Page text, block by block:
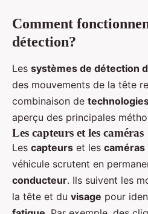
Comment
détection?
Les systèmes de détection
des mouvements de la tête
combinaison de
aperçu des principales
Les capteurs et les caméras
Les capteurs et les caméras
véhicule scrutent en
conducteur. Ils suivent les
la tête et du visage pour